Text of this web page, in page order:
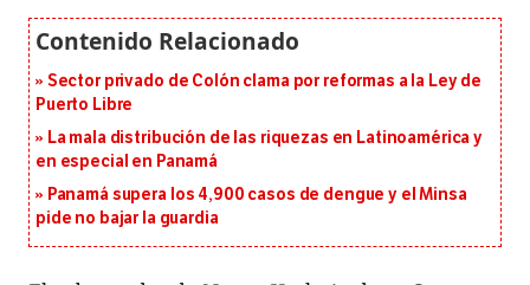
Sector privado de Colón clama por reformas a la Ley de
Puerto Libre
La mala distribución de las riquezas en Latinoamérica y
en especial en Panamá
Panamá supera los 4,900 casos de dengue y el Minsa
pide no bajar la guardia